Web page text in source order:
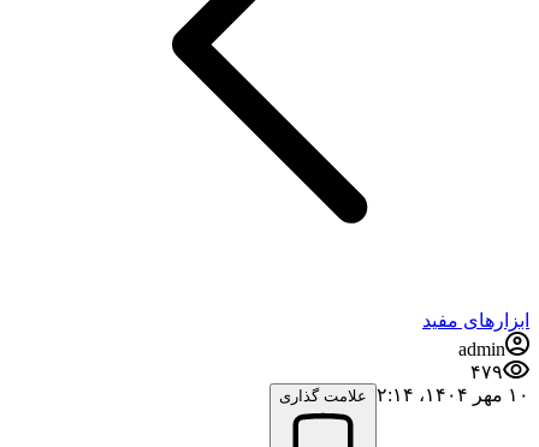
ابزارهای مفید
admin
۴۷۹
۱۰ مهر ۱۴۰۴،‏ ۲:۱۴
علامت گذاری